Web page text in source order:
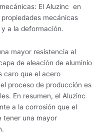
El Aluzinc en
mecánicas
a la deformación.
mayor resistencia al
de aleación de aluminio
caro que el acero
proceso de producción es
En resumen, el Aluzinc
a la corrosión que el
tener una mayor